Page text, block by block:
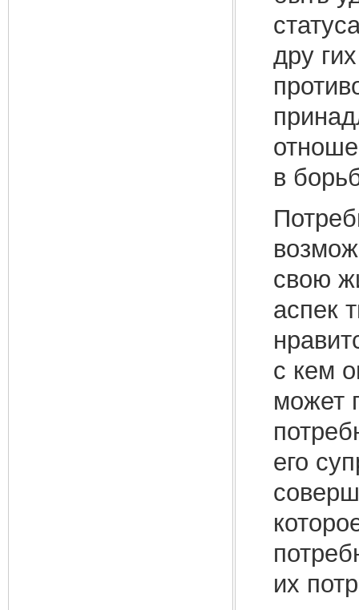
дру
в
свою
аспек
с кем
может
его
их